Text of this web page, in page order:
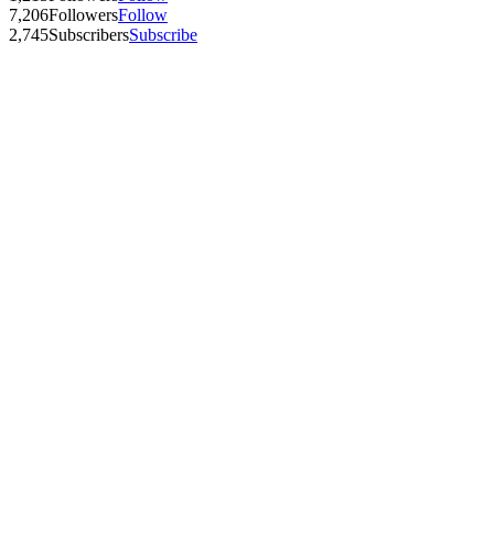
7,206FollowersFollow
2,745SubscribersSubscribe